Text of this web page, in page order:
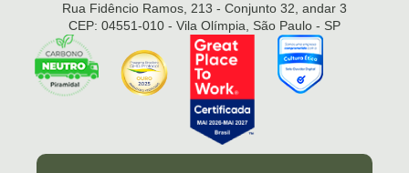
Rua Fidêncio Ramos, 213 - Conjunto 32, andar 3
CEP: 04551-010 - Vila Olímpia, São Paulo - SP